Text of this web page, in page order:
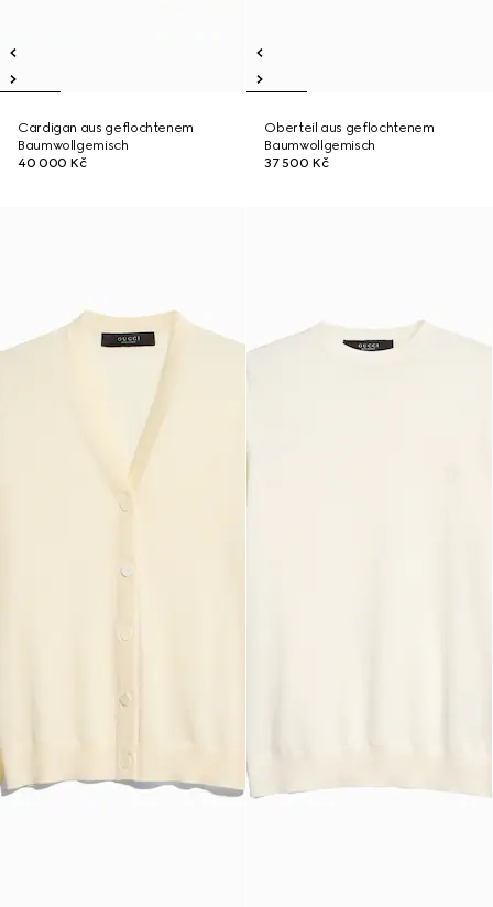
Cardigan aus geflochtenem
Baumwollgemisch
40 000 Kč
Oberteil aus geflochtenem
Baumwollgemisch
37 500 Kč